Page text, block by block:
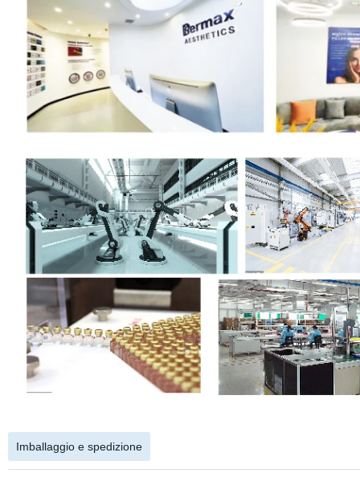
Imballaggio e spedizione